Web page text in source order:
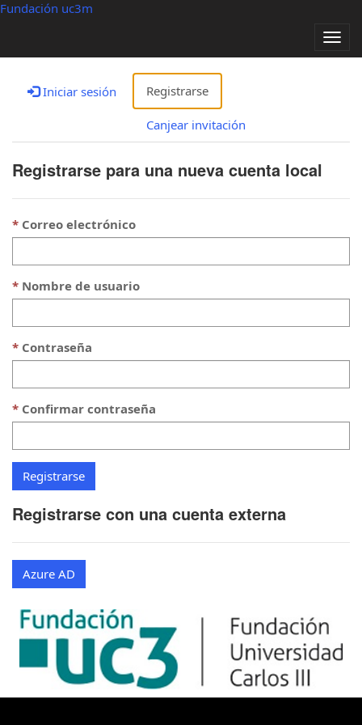
Fundación uc3m
Iniciar sesión Registrarse
Canjear invitación
Registrarse para una nueva cuenta local
Correo electrónico
Nombre de usuario
Contraseña
Confirmar contraseña
Registrarse con una cuenta externa
Azure AD